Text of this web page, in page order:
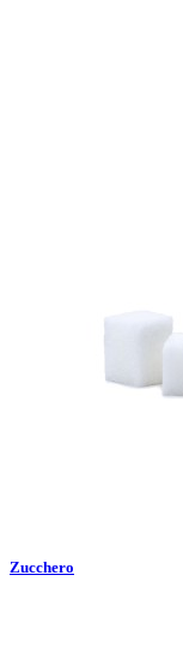
Zucchero